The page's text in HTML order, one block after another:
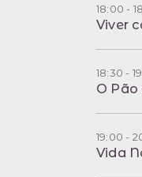
18:00 -
Viver
18:30 -
O
19:00 -
Vida